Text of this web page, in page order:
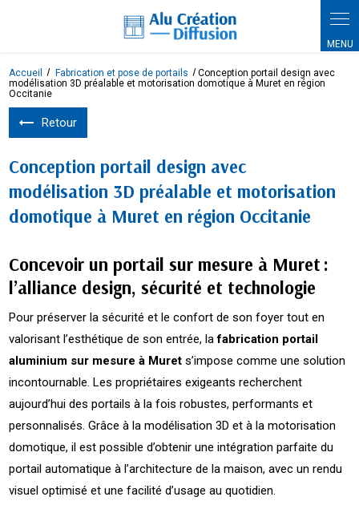
Accueil Fabrication et pose de portails
Conception portail design avec
modélisation 3D préalable et motorisation domotique à Muret en région
Occitanie
Retour
Conception portail design avec
modélisation 3D préalable et motorisation
domotique à Muret en région Occitanie
Concevoir un portail sur mesure à Muret :
l’alliance design, sécurité et technologie
Pour préserver la sécurité et le confort de son foyer tout en
valorisant l’esthétique de son entrée, lafabrication portail
aluminium sur mesure à Muret s’impose comme une solution
incontournable. Les propriétaires exigeants recherchent
aujourd’hui des portails à la fois robustes, performants et
personnalisés. Grâce à la modélisation 3D et à la motorisation
domotique, il est possible d’obtenir une intégration parfaite du
portail automatique à l’architecture de la maison, avec un rendu
visuel optimisé et une facilité d’usage au quotidien.